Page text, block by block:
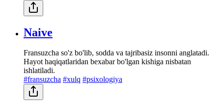
Naive
Fransuzcha so'z bo'lib, sodda va tajribasiz insonni anglatadi.
Hayot haqiqatlaridan bexabar bo'lgan kishiga nisbatan
ishlatiladi.
#fransuzcha #xulq #psixologiya